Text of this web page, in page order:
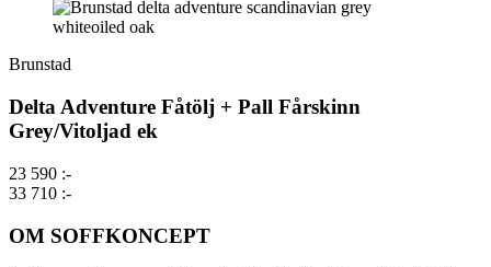
Brunstad
Delta Adventure Fåtölj + Pall Fårskinn
Grey/Vitoljad ek
23 590 :-
33 710 :-
OM SOFFKONCEPT